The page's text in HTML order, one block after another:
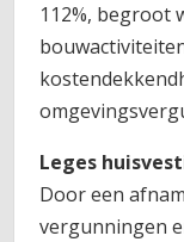
112%, begroot
Leges
Door een
vergunningen